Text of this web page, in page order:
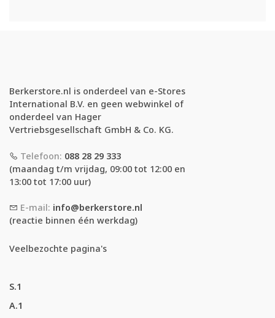
Berkerstore.nl is onderdeel van e-Stores
International B.V. en geen webwinkel of
onderdeel van Hager
Vertriebsgesellschaft GmbH & Co. KG.
Telefoon: 088 28 29 333
(maandag t/m vrijdag, 09:00 tot 12:00 en
13:00 tot 17:00 uur)
E-mail: info@berkerstore.nl
(reactie binnen één werkdag)
Veelbezochte pagina's
S.1
A.1